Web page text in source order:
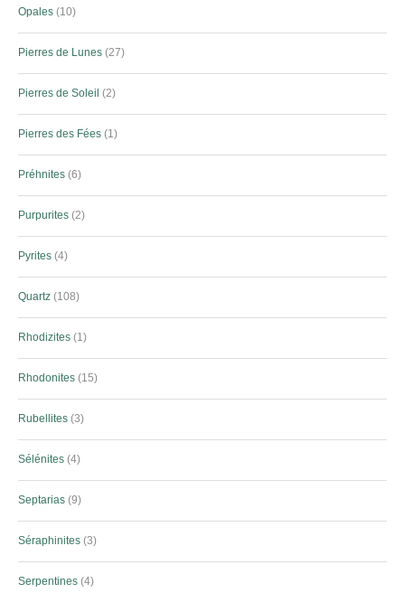
Opales 10
Pierres de Lunes 27
Pierres de Soleil 2
Pierres des Fées 1
Préhnites 6
Purpurites 2
Pyrites 4
Quartz 108
Rhodizites 1
Rhodonites 15
Rubellites 3
Sélénites 4
Septarias 9
Séraphinites 3
Serpentines 4